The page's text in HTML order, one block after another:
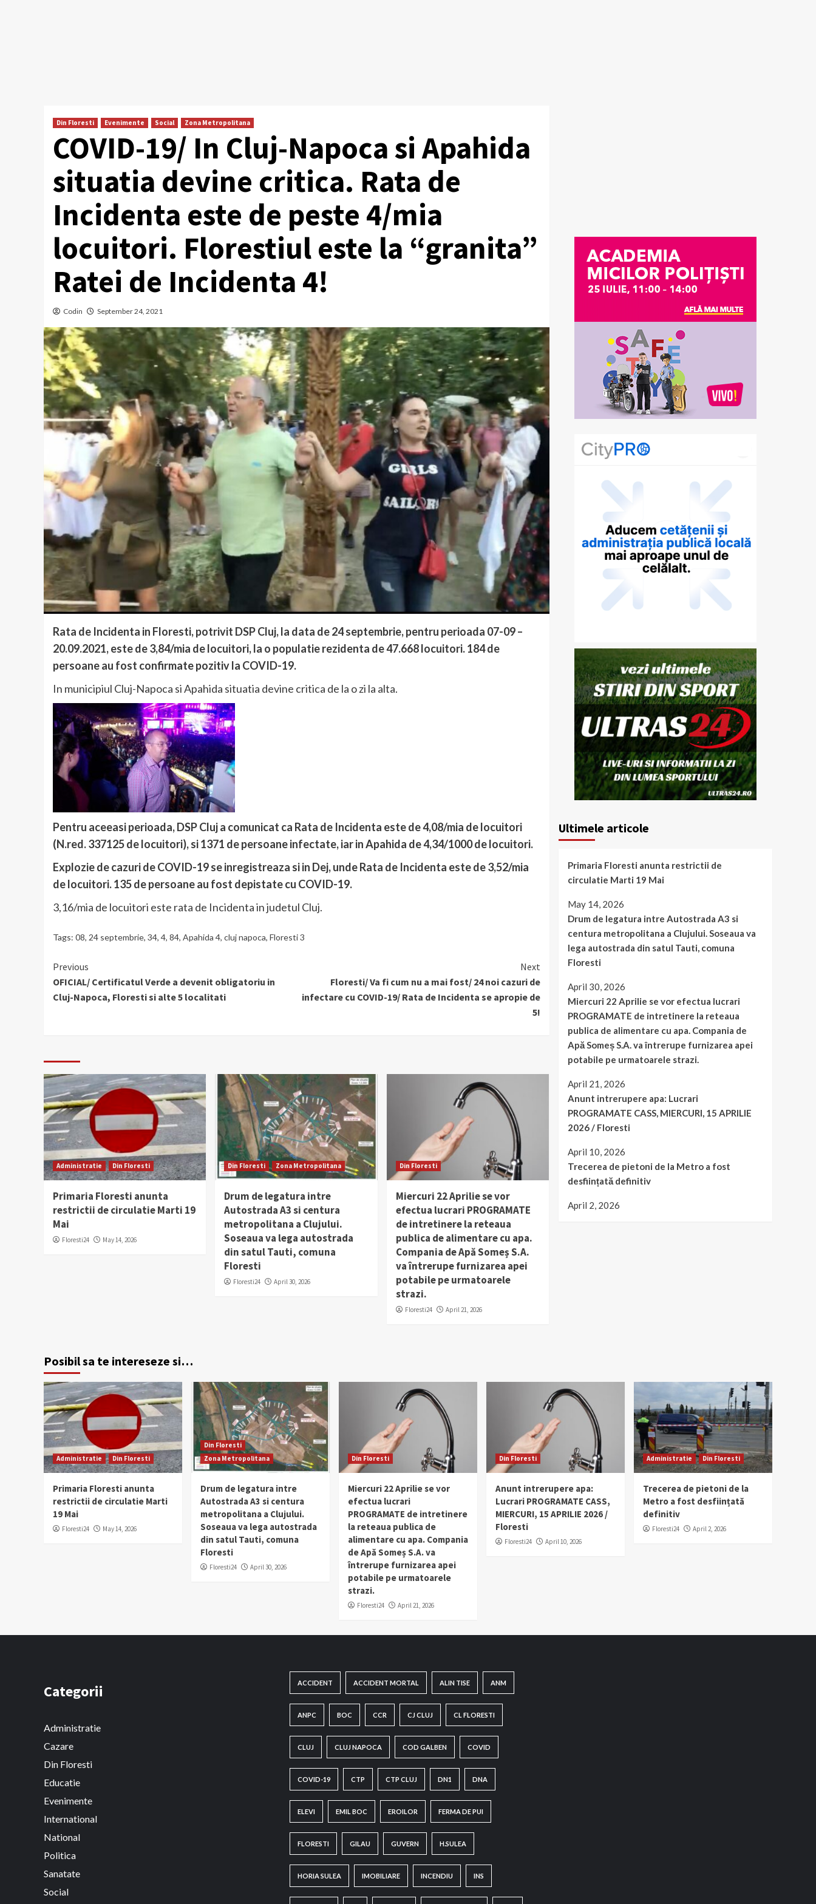
Din Floresti Evenimente Social Zona Metropolitana
COVID-19/ In Cluj-Napoca si Apahida
situatia devine critica. Rata de
Incidenta este de peste 4/mia
locuitori. Florestiul este la “granita”
Ratei de Incidenta 4!
Codin September 24, 2021
Rata de Incidenta in Floresti, potrivit DSP Cluj, la data de 24 septembrie, pentru perioada 07-09 –
20.09.2021, este de 3,84/mia de locuitori, la o populatie rezidenta de 47.668 locuitori. 184 de
persoane au fost confirmate pozitiv la COVID-19.
In municipiul Cluj-Napoca si Apahida situatia devine critica de la o zi la alta.
Pentru aceeasi perioada, DSP Cluj a comunicat ca Rata de Incidenta este de 4,08/mia de locuitori
(N.red. 337125 de locuitori), si 1371 de persoane infectate, iar in Apahida de 4,34/1000 de locuitori.
Explozie de cazuri de COVID-19 se inregistreaza si in Dej, unde Rata de Incidenta este de 3,52/mia
de locuitori. 135 de persoane au fost depistate cu COVID-19.
3,16/mia de locuitori este rata de Incidenta in judetul Cluj.
Tags: 08, 24 septembrie, 34, 4, 84, Apahida 4, cluj napoca, Floresti 3
Continue
Reading
Previous
OFICIAL/ Certificatul Verde a devenit obligatoriu in
Cluj-Napoca, Floresti si alte 5 localitati
Next
Floresti/ Va fi cum nu a mai fost/ 24 noi cazuri de
infectare cu COVID-19/ Rata de Incidenta se apropie de
5!
Administratie Din Floresti
Primaria Floresti anunta
restrictii de circulatie Marti 19
Mai
Floresti24 May 14, 2026
Din Floresti Zona Metropolitana
Drum de legatura intre
Autostrada A3 si centura
metropolitana a Clujului.
Soseaua va lega autostrada
din satul Tauti, comuna
Floresti
Floresti24 April 30, 2026
Din Floresti
Miercuri 22 Aprilie se vor
efectua lucrari PROGRAMATE
de intretinere la reteaua
publica de alimentare cu apa.
Compania de Apă Someș S.A.
va întrerupe furnizarea apei
potabile pe urmatoarele
strazi.
Floresti24 April 21, 2026
Ultimele articole
Primaria Floresti anunta restrictii de
circulatie Marti 19 Mai
May 14, 2026
Drum de legatura intre Autostrada A3 si
centura metropolitana a Clujului. Soseaua va
lega autostrada din satul Tauti, comuna
Floresti
April 30, 2026
Miercuri 22 Aprilie se vor efectua lucrari
PROGRAMATE de intretinere la reteaua
publica de alimentare cu apa. Compania de
Apă Someș S.A. va întrerupe furnizarea apei
potabile pe urmatoarele strazi.
April 21, 2026
Anunt intrerupere apa: Lucrari
PROGRAMATE CASS, MIERCURI, 15 APRILIE
2026 / Floresti
April 10, 2026
Trecerea de pietoni de la Metro a fost
desființată definitiv
April 2, 2026
Posibil sa te intereseze si…
Administratie Din Floresti
Primaria Floresti anunta
restrictii de circulatie Marti
19 Mai
Floresti24 May 14, 2026
Din Floresti
Zona Metropolitana
Drum de legatura intre
Autostrada A3 si centura
metropolitana a Clujului.
Soseaua va lega autostrada
din satul Tauti, comuna
Floresti
Floresti24 April 30, 2026
Din Floresti
Miercuri 22 Aprilie se vor
efectua lucrari
PROGRAMATE de intretinere
la reteaua publica de
alimentare cu apa. Compania
de Apă Someș S.A. va
întrerupe furnizarea apei
potabile pe urmatoarele
strazi.
Floresti24 April 21, 2026
Din Floresti
Anunt intrerupere apa:
Lucrari PROGRAMATE CASS,
MIERCURI, 15 APRILIE 2026 /
Floresti
Floresti24 April 10, 2026
Administratie Din Floresti
Trecerea de pietoni de la
Metro a fost desființată
definitiv
Floresti24 April 2, 2026
Categorii
Administratie
Cazare
Din Floresti
Educatie
Evenimente
International
National
Politica
Sanatate
Social
ACCIDENT ACCIDENT MORTAL ALIN TISE ANM
ANPC BOC CCR CJ CLUJ CL FLORESTI
CLUJ CLUJ NAPOCA COD GALBEN COVID
COVID-19 CTP CTP CLUJ DN1 DNA
ELEVI EMIL BOC EROILOR FERMA DE PUI
FLORESTI GILAU GUVERN H.SULEA
HORIA SULEA IMOBILIARE INCENDIU INS